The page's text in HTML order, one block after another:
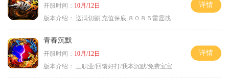
开服时间： 10月/12日
版本介绍： 送满切割,充值保底,８０８５雷霆战神微变
详情
青春沉默
开服时间： 10月/12日
版本介绍：
三职业/回馈好打/我本沉默/免费宝宝
详情